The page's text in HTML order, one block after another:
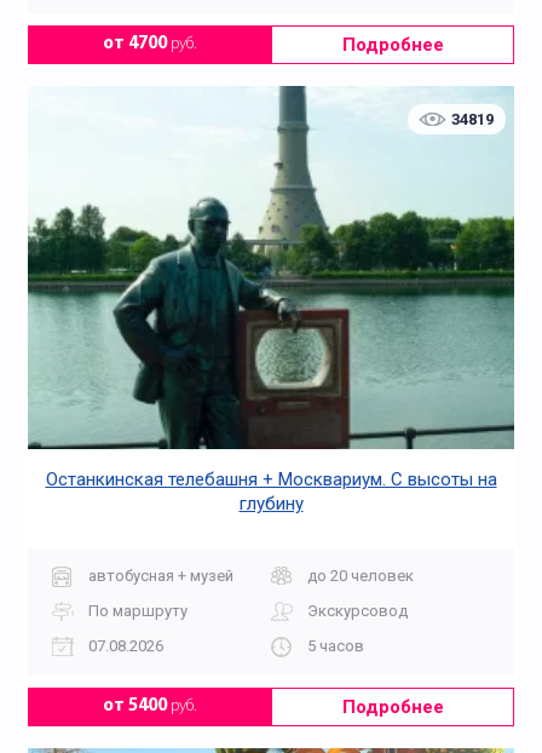
от 4700руб. Подробнее
34819
Останкинская телебашня + Москвариум. С высоты на
глубину
автобусная + музей
до 20 человек
По маршруту
Экскурсовод
07.08.2026
5 часов
от 5400руб. Подробнее